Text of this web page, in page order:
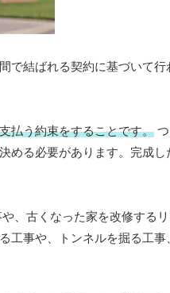
で結ばれる契約に基づいて行
払う約束をすることです。
める必要があります。完成し
、古くなった家を改修する
工事や、トンネルを掘る工事